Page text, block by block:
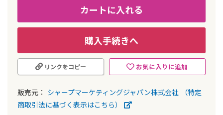
カートに入れる
購入手続きへ
お気に入りに追加
リンクをコピー
販売元： シャープマーケティングジャパン株式会社
（特定
商取引法に基づく表示はこちら）